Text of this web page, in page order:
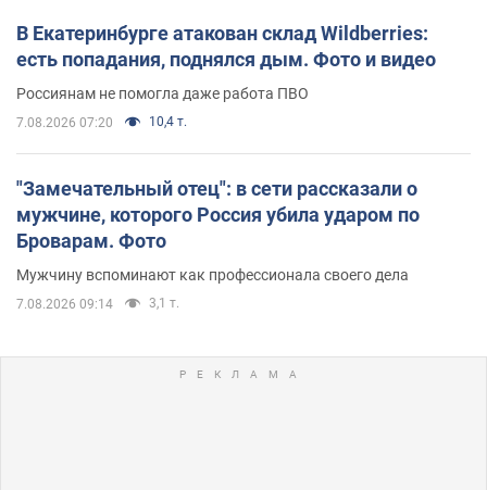
В Екатеринбурге атакован склад Wildberries:
есть попадания, поднялся дым. Фото и видео
Россиянам не помогла даже работа ПВО
7.08.2026 07:20 10,4 т.
"Замечательный отец": в сети рассказали о
мужчине, которого Россия убила ударом по
Броварам. Фото
Мужчину вспоминают как профессионала своего дела
7.08.2026 09:14 3,1 т.